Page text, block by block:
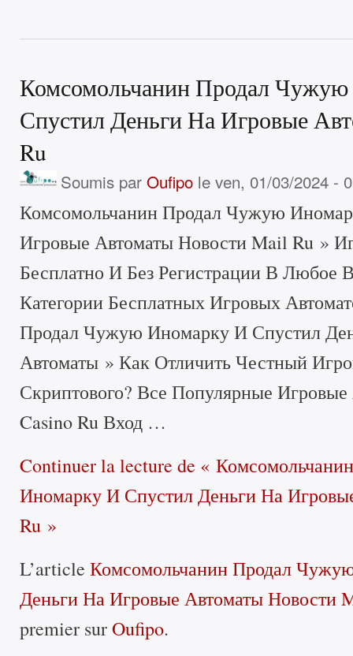
Комсомольчанин Продал
Спустил Деньги На Игровые
Ru
Soumis par Oufipole ven, 01/03/2024 -
Комсомольчанин Продал Чужую
Игровые Автоматы Новости Mail Ru »
Бесплатно И Без Регистрации В Любое
Категории Бесплатных Игровых
Продал Чужую Иномарку И Спустил
Автоматы » Как Отличить Честный
Скриптового? Все Популярные
Casino Ru Вход …
Continuer la lecture de «
Иномарку И Спустил Деньги На
Ru »
L’article Комсомольчанин Продал
Деньги На Игровые Автоматы Новости
premier surOufipo.